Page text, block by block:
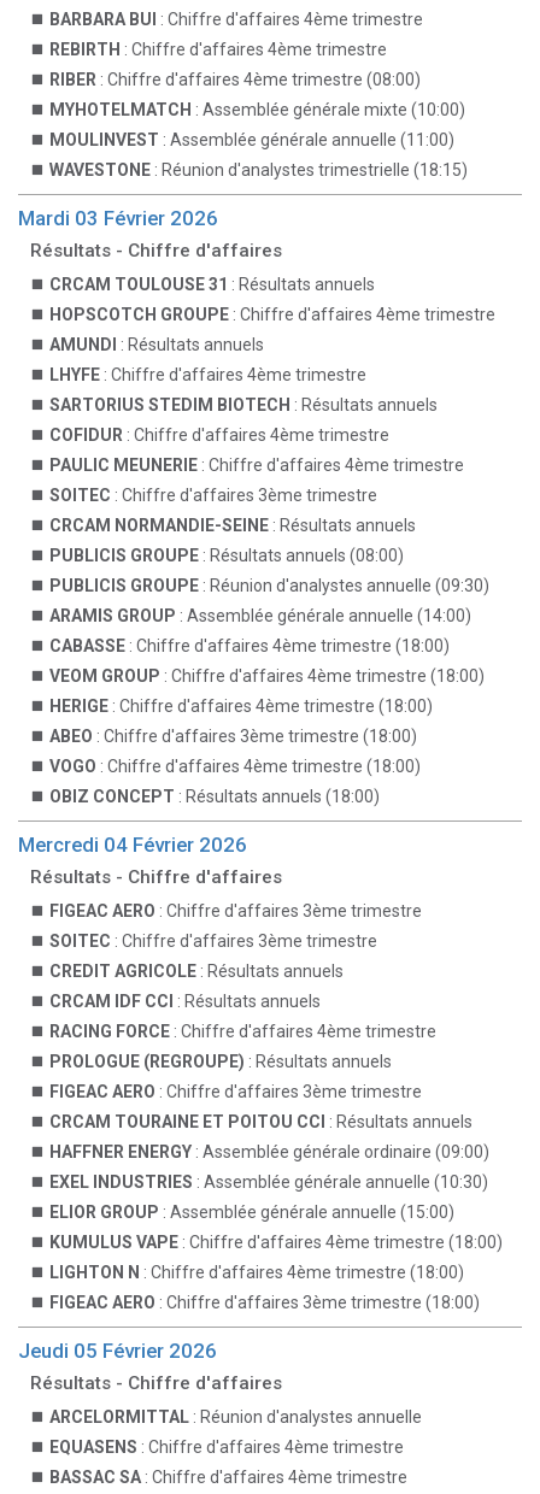
BARBARA BUI : Chiffre d'affaires 4ème trimestre
REBIRTH : Chiffre d'affaires 4ème trimestre
RIBER : Chiffre d'affaires 4ème trimestre (08:00)
MYHOTELMATCH : Assemblée générale mixte (10:00)
MOULINVEST : Assemblée générale annuelle (11:00)
WAVESTONE : Réunion d'analystes trimestrielle (18:15)
Mardi 03 Février 2026
Résultats - Chiffre d'affaires
CRCAM TOULOUSE 31 : Résultats annuels
HOPSCOTCH GROUPE : Chiffre d'affaires 4ème trimestre
AMUNDI : Résultats annuels
LHYFE : Chiffre d'affaires 4ème trimestre
SARTORIUS STEDIM BIOTECH : Résultats annuels
COFIDUR : Chiffre d'affaires 4ème trimestre
PAULIC MEUNERIE : Chiffre d'affaires 4ème trimestre
SOITEC : Chiffre d'affaires 3ème trimestre
CRCAM NORMANDIE-SEINE : Résultats annuels
PUBLICIS GROUPE : Résultats annuels (08:00)
PUBLICIS GROUPE : Réunion d'analystes annuelle (09:30)
ARAMIS GROUP : Assemblée générale annuelle (14:00)
CABASSE : Chiffre d'affaires 4ème trimestre (18:00)
VEOM GROUP : Chiffre d'affaires 4ème trimestre (18:00)
HERIGE : Chiffre d'affaires 4ème trimestre (18:00)
ABEO : Chiffre d'affaires 3ème trimestre (18:00)
VOGO : Chiffre d'affaires 4ème trimestre (18:00)
OBIZ CONCEPT : Résultats annuels (18:00)
Mercredi 04 Février 2026
Résultats - Chiffre d'affaires
FIGEAC AERO : Chiffre d'affaires 3ème trimestre
SOITEC : Chiffre d'affaires 3ème trimestre
CREDIT AGRICOLE : Résultats annuels
CRCAM IDF CCI : Résultats annuels
RACING FORCE : Chiffre d'affaires 4ème trimestre
PROLOGUE (REGROUPE) : Résultats annuels
FIGEAC AERO : Chiffre d'affaires 3ème trimestre
CRCAM TOURAINE ET POITOU CCI : Résultats annuels
HAFFNER ENERGY : Assemblée générale ordinaire (09:00)
EXEL INDUSTRIES : Assemblée générale annuelle (10:30)
ELIOR GROUP : Assemblée générale annuelle (15:00)
KUMULUS VAPE : Chiffre d'affaires 4ème trimestre (18:00)
LIGHTON N : Chiffre d'affaires 4ème trimestre (18:00)
FIGEAC AERO : Chiffre d'affaires 3ème trimestre (18:00)
Jeudi 05 Février 2026
Résultats - Chiffre d'affaires
ARCELORMITTAL : Réunion d'analystes annuelle
EQUASENS : Chiffre d'affaires 4ème trimestre
BASSAC SA : Chiffre d'affaires 4ème trimestre